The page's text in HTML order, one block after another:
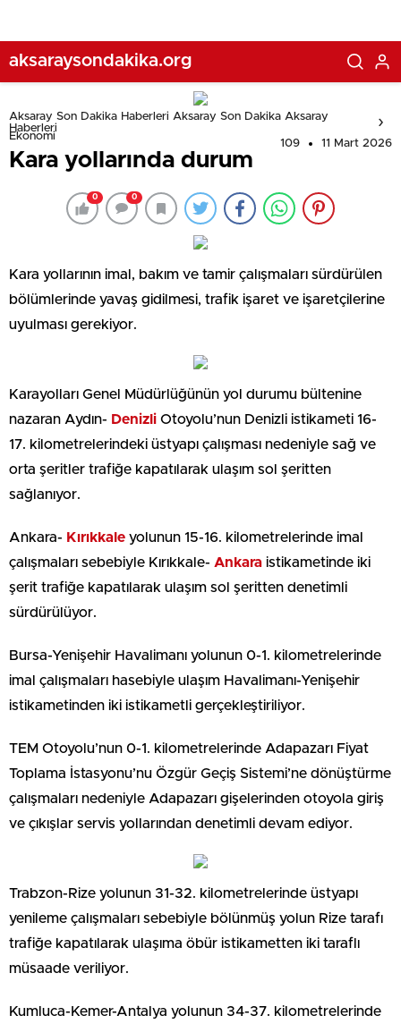
aksaraysondakika.org
Aksaray Son Dakika Haberleri Aksaray Son Dakika Aksaray
Haberleri
Ekonomi
109 11 Mart 2026
Kara yollarında durum
0 0
Kara yollarının imal, bakım ve tamir çalışmaları sürdürülen
bölümlerinde yavaş gidilmesi, trafik işaret ve işaretçilerine
uyulması gerekiyor.
Karayolları Genel Müdürlüğünün yol durumu bültenine
nazaran Aydın- Denizli Otoyolu’nun Denizli istikameti 16-
17. kilometrelerindeki üstyapı çalışması nedeniyle sağ ve
orta şeritler trafiğe kapatılarak ulaşım sol şeritten
sağlanıyor.
Ankara- Kırıkkale yolunun 15-16. kilometrelerinde imal
çalışmaları sebebiyle Kırıkkale- Ankara istikametinde iki
şerit trafiğe kapatılarak ulaşım sol şeritten denetimli
sürdürülüyor.
Bursa-Yenişehir Havalimanı yolunun 0-1. kilometrelerinde
imal çalışmaları hasebiyle ulaşım Havalimanı-Yenişehir
istikametinden iki istikametli gerçekleştiriliyor.
TEM Otoyolu’nun 0-1. kilometrelerinde Adapazarı Fiyat
Toplama İstasyonu’nu Özgür Geçiş Sistemi’ne dönüştürme
çalışmaları nedeniyle Adapazarı gişelerinden otoyola giriş
ve çıkışlar servis yollarından denetimli devam ediyor.
Trabzon-Rize yolunun 31-32. kilometrelerinde üstyapı
yenileme çalışmaları sebebiyle bölünmüş yolun Rize tarafı
trafiğe kapatılarak ulaşıma öbür istikametten iki taraflı
müsaade veriliyor.
Kumluca-Kemer-Antalya yolunun 34-37. kilometrelerinde